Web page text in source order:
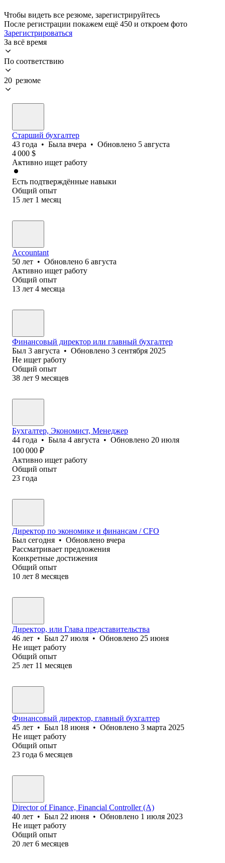
Чтобы видеть все резюме, зарегистрируйтесь
После регистрации покажем ещё 450 и откроем фото
Зарегистрироваться
За всё время
По соответствию
20 резюме
Старший бухгалтер
43 года • Была вчера • Обновлено 5 августа
4 000 $
Активно ищет работу
Есть подтверждённые навыки
Общий опыт
15 лет 1 месяц
Accountant
50 лет • Обновлено 6 августа
Активно ищет работу
Общий опыт
13 лет 4 месяца
Финансовый директор или главный бухгалтер
Был 3 августа • Обновлено 3 сентября 2025
Не ищет работу
Общий опыт
38 лет 9 месяцев
Бухгалтер, Экономист, Менеджер
44 года • Была 4 августа • Обновлено 20 июля
100 000 ₽
Активно ищет работу
Общий опыт
23 года
Директор по экономике и финансам / CFO
Был сегодня • Обновлено вчера
Рассматривает предложения
Конкретные достижения
Общий опыт
10 лет 8 месяцев
Директор, или Глава представительства
46 лет • Был 27 июля • Обновлено 25 июня
Не ищет работу
Общий опыт
25 лет 11 месяцев
Финансовый директор, главный бухгалтер
45 лет • Был 18 июня • Обновлено 3 марта 2025
Не ищет работу
Общий опыт
23 года 6 месяцев
Director of Finance, Financial Controller (A)
40 лет • Был 22 июня • Обновлено 1 июля 2023
Не ищет работу
Общий опыт
20 лет 6 месяцев